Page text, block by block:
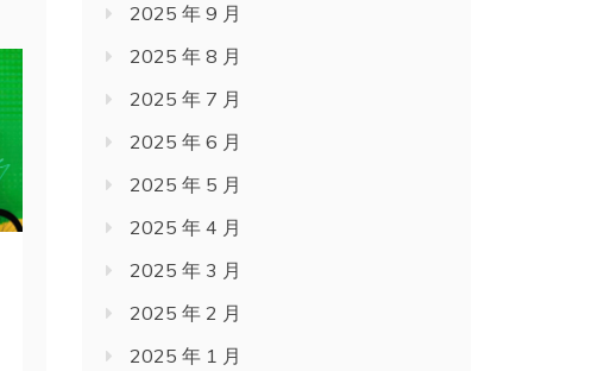
2025 年 9 月
2025 年 8 月
2025 年 7 月
2025 年 6 月
2025 年 5 月
2025 年 4 月
2025 年 3 月
2025 年 2 月
2025 年 1 月